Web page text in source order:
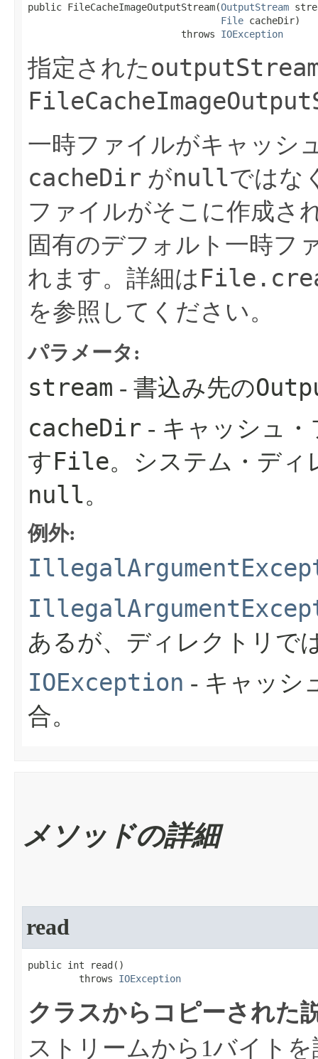
public FileCacheImageOutputStream​(OutputStream
File cacheDir)
                           throws
IOException
指定された
一時ファイルがキャッシ
cacheDir がnullではな
ファイルがそこに作成さ
固有のデフォルト一時フ
れます。詳細は
を参照してください。
パラメータ:
stream - 書込み先の
cacheDir - キャッシュ
すFile。システム・ディ
null。
例外:
あるが、ディレクトリで
IOException - キャッシ
合。
メソッドの詳細
read
public int read​()
         throws
IOException
クラスからコピーされた
ストリームから1バイト